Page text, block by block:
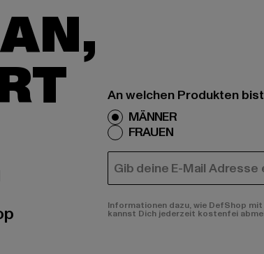
An welchen Produkten
MÄNNER
FRAUEN
E-MAIL
Informationen dazu, wie DefShop
kannst Dich jederzeit kostenfei